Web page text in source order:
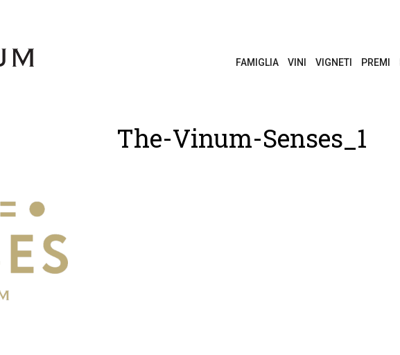
FAMIGLIA VINI VIGNETI PREMI
The-Vinum-Senses_1